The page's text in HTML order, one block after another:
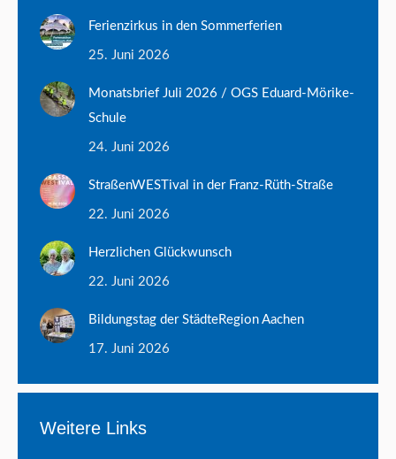
Ferienzirkus in den Sommerferien
25. Juni 2026
Monatsbrief Juli 2026 / OGS Eduard-Mörike-
Schule
24. Juni 2026
StraßenWESTival in der Franz-Rüth-Straße
22. Juni 2026
Herzlichen Glückwunsch
22. Juni 2026
Bildungstag der StädteRegion Aachen
17. Juni 2026
Weitere Links